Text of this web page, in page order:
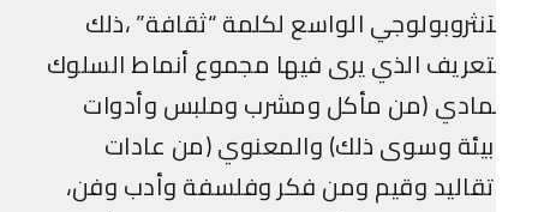
الواسع لكلمة “ثقافة” ،ذلك
الذي يرى فيها مجموع أنماط السلوك
(من مأكل ومشرب وملبس وأدوات
وسوى ذلك) والمعنوي (من عادات
وقيم ومن فكر وفلسفة وأدب وفن،